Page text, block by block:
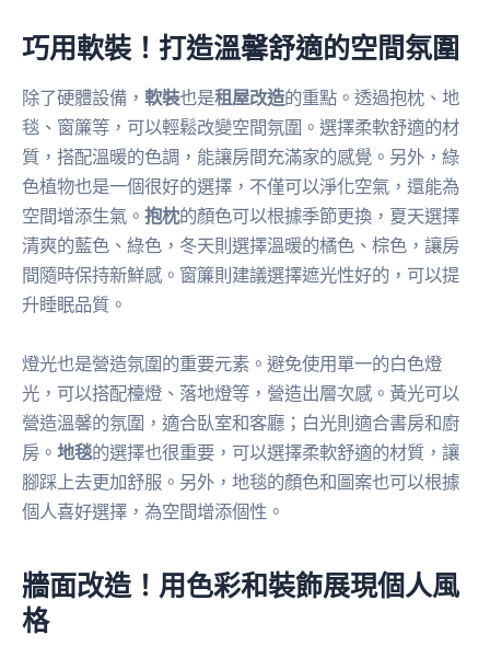
巧用軟裝！打造溫馨舒適的空間氛圍
除了硬體設備， 軟裝也是租屋改造的重點。透過抱枕、地
毯、窗簾等，可以輕鬆改變空間氛圍。選擇柔軟舒適的材
質，搭配溫暖的色調，能讓房間充滿家的感覺。另外，綠
色植物也是一個很好的選擇，不僅可以淨化空氣，還能為
空間增添生氣。 抱枕的顏色可以根據季節更換，夏天選擇
清爽的藍色、綠色，冬天則選擇溫暖的橘色、棕色，讓房
間隨時保持新鮮感。窗簾則建議選擇遮光性好的，可以提
升睡眠品質。
燈光也是營造氛圍的重要元素。避免使用單一的白色燈
光，可以搭配檯燈、落地燈等，營造出層次感。黃光可以
營造溫馨的氛圍，適合臥室和客廳；白光則適合書房和廚
房。 地毯的選擇也很重要，可以選擇柔軟舒適的材質，讓
腳踩上去更加舒服。另外，地毯的顏色和圖案也可以根據
個人喜好選擇，為空間增添個性。
牆面改造！用色彩和裝飾展現個人風
格